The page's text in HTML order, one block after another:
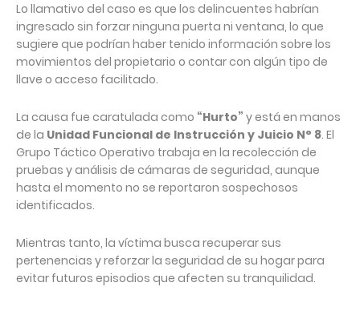
Lo llamativo del caso es que los delincuentes habrían
ingresado sin forzar ninguna puerta ni ventana, lo que
sugiere que podrían haber tenido información sobre los
movimientos del propietario o contar con algún tipo de
llave o acceso facilitado.
La causa fue caratulada como “Hurto” y está en manos
de la Unidad Funcional de Instrucción y Juicio N° 8. El
Grupo Táctico Operativo trabaja en la recolección de
pruebas y análisis de cámaras de seguridad, aunque
hasta el momento no se reportaron sospechosos
identificados.
Mientras tanto, la víctima busca recuperar sus
pertenencias y reforzar la seguridad de su hogar para
evitar futuros episodios que afecten su tranquilidad.